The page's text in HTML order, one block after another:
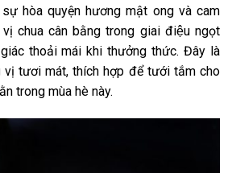
hòa quyện hương mật ong và cam
chua cân bằng trong giai điệu ngọt
thoải mái khi thưởng thức. Đây là
vị tươi mát, thích hợp để tưới tắm cho
trong mùa hè này.